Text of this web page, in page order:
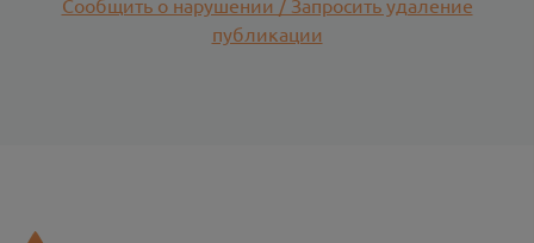
Сообщить о нарушении / Запросить удаление
публикации